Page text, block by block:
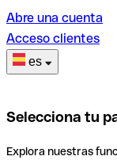
Abre una cuenta
Acceso clientes
es
Selecciona tu
Explora nuestras